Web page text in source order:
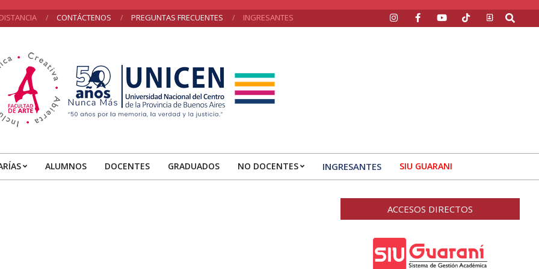
CONTÁCTENOS PREGUNTAS FRECUENTES INGRESANTES Search
ALUMNOS DOCENTES GRADUADOS NO DOCENTES INGRESANTES SIU GUARANI
ACCESOS DIRECTOS